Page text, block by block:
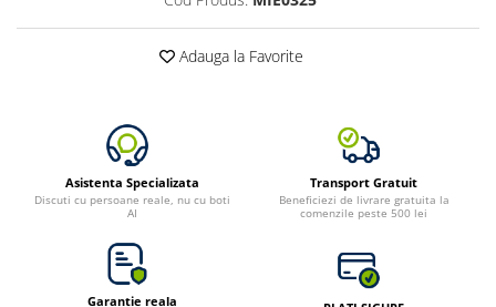
Adauga la Favorite
Asistenta Specializata
Discuti cu persoane reale, nu cu boti
AI
Transport Gratuit
Beneficiezi de livrare gratuita la
comenzile peste 500 lei
Garantie reala